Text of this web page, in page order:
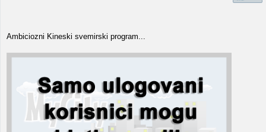
Ambiciozni Kineski svemirski program...